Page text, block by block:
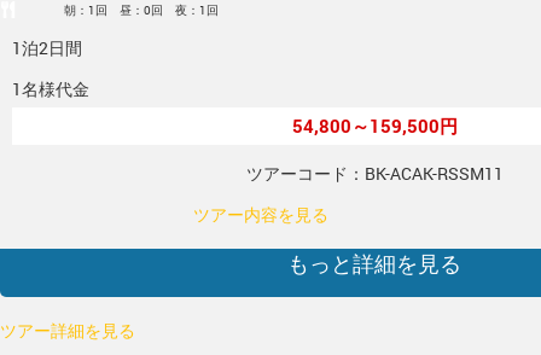
朝：1回 昼：0回 夜：1回
1泊2日間
1名様代金
54,800～159,500円
ツアーコード：BK-ACAK-RSSM11
ツアー内容を見る
もっと詳細を見る
ツアー詳細を見る